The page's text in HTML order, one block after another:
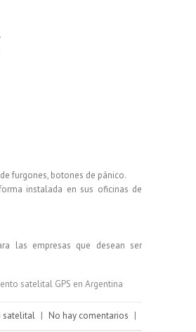
furgones, botones de pánico.
instalada en sus oficinas de
las empresas que desean ser
satelital GPS en Argentina
satelital | No hay comentarios |